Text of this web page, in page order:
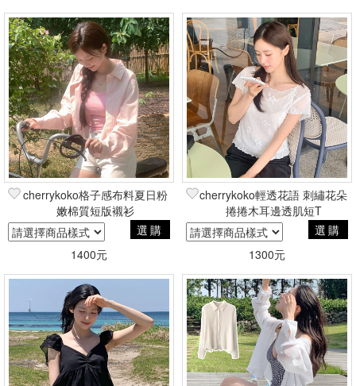
cherrykoko格子感布料夏日粉
嫩棉質短版襯衫
選購
1400元
cherrykoko輕透花語 刺繡花朵
捲捲木耳邊透肌短T
選購
1300元